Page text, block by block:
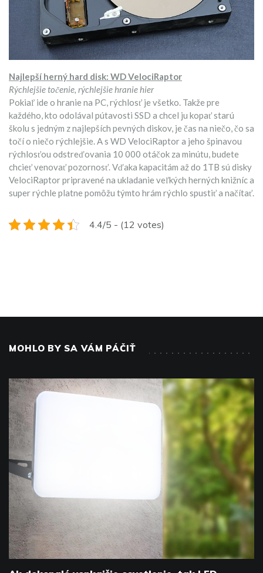
Najlepší herný hard disk: WD VelociRaptor
Rýchlejšie točenie, rýchlejšie hranie hier
Pokiaľ ide o hranie na PC, rýchlosť je všetko. Takže pre
každého, kto odolával pútavosti SSD a chcel ju kopať starú
školu s jedným z najlepších pevných diskov, je čas na niečo, čo sa
točí o niečo rýchlejšie. A s WD VelociRaptor a jeho špinavou
rýchlosťou odstreďovania 10 000 otáčok za minútu, budete
chcieť venovať pozornosť. Vďaka kapacitám až do 1TB sú disky
VelociRaptor pripravené na ukladanie veľkých herných knižníc a
super rýchle platne pomôžu týmto hrám rýchlo spustiť a načítať.
4.4/5 - (12 votes)
MOHLO BY SA VÁM PÁČIŤ